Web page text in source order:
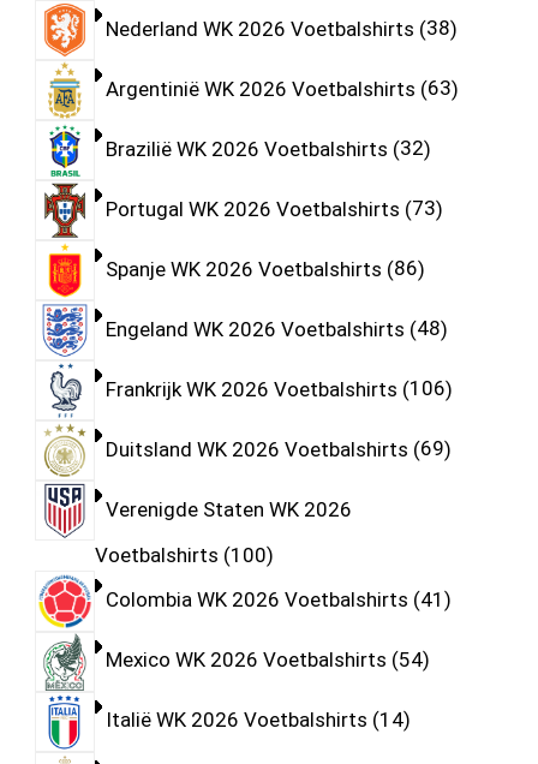
Nederland WK 2026 Voetbalshirts 38
Argentinië WK 2026 Voetbalshirts 63
Brazilië WK 2026 Voetbalshirts 32
Portugal WK 2026 Voetbalshirts 73
Spanje WK 2026 Voetbalshirts 86
Engeland WK 2026 Voetbalshirts 48
Frankrijk WK 2026 Voetbalshirts 106
Duitsland WK 2026 Voetbalshirts 69
Verenigde Staten WK 2026
Voetbalshirts 100
Colombia WK 2026 Voetbalshirts 41
Mexico WK 2026 Voetbalshirts 54
Italië WK 2026 Voetbalshirts 14